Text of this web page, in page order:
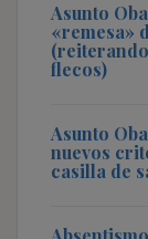
Asunto
«remesa»
flecos)
Asunto
nuevos
casilla de